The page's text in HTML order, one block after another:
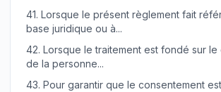
41. Lorsque le présent règlement fait
base juridique ou à...
42. Lorsque le traitement est fondé sur le
de la personne...
43. Pour garantir que le consentement